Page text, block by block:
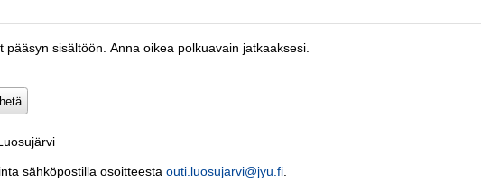
pääsyn sisältöön. Anna oikea polkuavain jatkaaksesi.
sähköpostilla osoitteestaouti.luosujarvi@jyu.fi.